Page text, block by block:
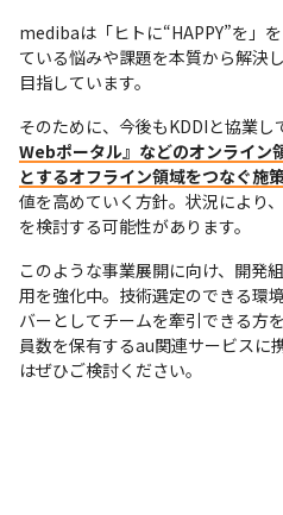
medibaは「ヒトに“HAPPY”を」
ている悩みや課題を本質から解決
目指しています。
そのために、今後もKDDIと協業し
Webポータル』などのオンライン
とするオフライン領域をつなぐ施
値を高めていく方針。状況により
を検討する可能性があります。
このような事業展開に向け、開発
用を強化中。技術選定のできる環
バーとしてチームを牽引できる方
員数を保有するau関連サービスに
はぜひご検討ください。